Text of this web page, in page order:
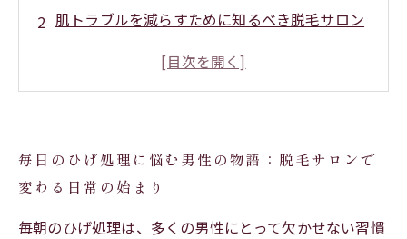
肌トラブルを減らすために知るべき脱毛サロン
効果的なひげ処理法を学び、清潔感アップを実
し、自信を持つために
ひげ脱毛完了！肌の負担が減り、理想の印象を
手に入れた結末
毎日のひげ処理に悩む男性の物語：脱毛サロンで
変わる日常の始まり
毎朝のひげ処理は、多くの男性にとって欠かせない習慣